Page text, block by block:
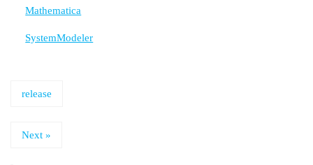
Mathematica
SystemModeler
release
Next »